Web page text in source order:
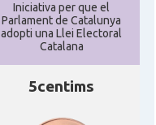
Iniciativa per que el
Parlament de Catalunya
adopti una Llei Electoral
Catalana
5centims